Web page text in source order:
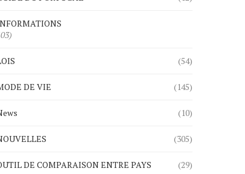
(54)
DE VIE (145)
(10)
(305)
DE COMPARAISON ENTRE PAYS (29)